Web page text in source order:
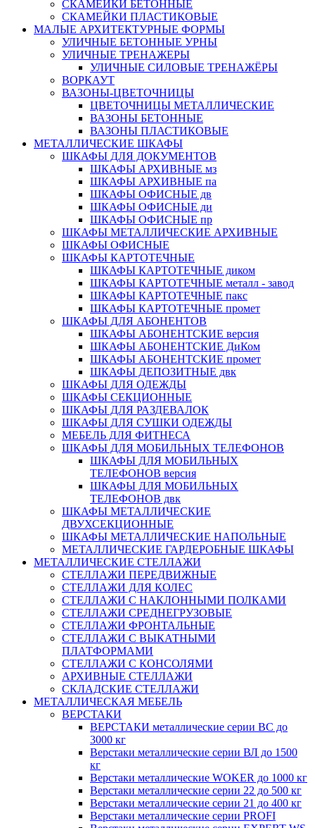
СКАМЕЙКИ БЕТОННЫЕ
СКАМЕЙКИ ПЛАСТИКОВЫЕ
МАЛЫЕ АРХИТЕКТУРНЫЕ ФОРМЫ
УЛИЧНЫЕ БЕТОННЫЕ УРНЫ
УЛИЧНЫЕ ТРЕНАЖЕРЫ
УЛИЧНЫЕ СИЛОВЫЕ ТРЕНАЖЁРЫ
ВОРКАУТ
ВАЗОНЫ-ЦВЕТОЧНИЦЫ
ЦВЕТОЧНИЦЫ МЕТАЛЛИЧЕСКИЕ
ВАЗОНЫ БЕТОННЫЕ
ВАЗОНЫ ПЛАСТИКОВЫЕ
МЕТАЛЛИЧЕСКИЕ ШКАФЫ
ШКАФЫ ДЛЯ ДОКУМЕНТОВ
ШКАФЫ АРХИВНЫЕ мз
ШКАФЫ АРХИВНЫЕ па
ШКАФЫ ОФИСНЫЕ дв
ШКАФЫ ОФИСНЫЕ ди
ШКАФЫ ОФИСНЫЕ пр
ШКАФЫ МЕТАЛЛИЧЕСКИЕ АРХИВНЫЕ
ШКАФЫ ОФИСНЫЕ
ШКАФЫ КАРТОТЕЧНЫЕ
ШКАФЫ КАРТОТЕЧНЫЕ диком
ШКАФЫ КАРТОТЕЧНЫЕ металл - завод
ШКАФЫ КАРТОТЕЧНЫЕ пакс
ШКАФЫ КАРТОТЕЧНЫЕ промет
ШКАФЫ ДЛЯ АБОНЕНТОВ
ШКАФЫ АБОНЕНТСКИЕ версия
ШКАФЫ АБОНЕНТСКИЕ ДиКом
ШКАФЫ АБОНЕНТСКИЕ промет
ШКАФЫ ДЕПОЗИТНЫЕ двк
ШКАФЫ ДЛЯ ОДЕЖДЫ
ШКАФЫ СЕКЦИОННЫЕ
ШКАФЫ ДЛЯ РАЗДЕВАЛОК
ШКАФЫ ДЛЯ СУШКИ ОДЕЖДЫ
МЕБЕЛЬ ДЛЯ ФИТНЕСА
ШКАФЫ ДЛЯ МОБИЛЬНЫХ ТЕЛЕФОНОВ
ШКАФЫ ДЛЯ МОБИЛЬНЫХ
ТЕЛЕФОНОВ версия
ШКАФЫ ДЛЯ МОБИЛЬНЫХ
ТЕЛЕФОНОВ двк
ШКАФЫ МЕТАЛЛИЧЕСКИЕ
ДВУХСЕКЦИОННЫЕ
ШКАФЫ МЕТАЛЛИЧЕСКИЕ НАПОЛЬНЫЕ
МЕТАЛЛИЧЕСКИЕ ГАРДЕРОБНЫЕ ШКАФЫ
МЕТАЛЛИЧЕСКИЕ СТЕЛЛАЖИ
СТЕЛЛАЖИ ПЕРЕДВИЖНЫЕ
СТЕЛЛАЖИ ДЛЯ КОЛЕС
СТЕЛЛАЖИ С НАКЛОННЫМИ ПОЛКАМИ
СТЕЛЛАЖИ СРЕДНЕГРУЗОВЫЕ
СТЕЛЛАЖИ ФРОНТАЛЬНЫЕ
СТЕЛЛАЖИ С ВЫКАТНЫМИ
ПЛАТФОРМАМИ
СТЕЛЛАЖИ С КОНСОЛЯМИ
АРХИВНЫЕ СТЕЛЛАЖИ
СКЛАДСКИЕ СТЕЛЛАЖИ
МЕТАЛЛИЧЕСКАЯ МЕБЕЛЬ
ВЕРСТАКИ
ВЕРСТАКИ металлические серии ВС до
3000 кг
Верстаки металлические серии ВЛ до 1500
кг
Верстаки металлические WOKER до 1000 кг
Верстаки металлические серии 22 до 500 кг
Верстаки металлические серии 21 до 400 кг
Верстаки металлические серии PROFI